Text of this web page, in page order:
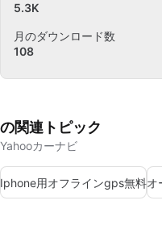
5.3K
月のダウンロード数
108
の関連トピック
Yahooカーナビ
Iphone用オフラインgps無料オ